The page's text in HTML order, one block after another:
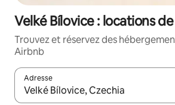
Velké Bílovice : locations
Trouvez et réservez des
Airbnb
Adresse
Lorsque les résultats s'affichent,